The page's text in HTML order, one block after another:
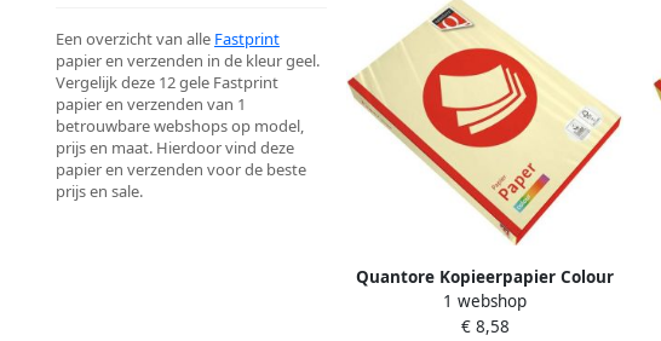
Een overzicht van alle Fastprint
papier en verzenden in de kleur geel.
Vergelijk deze 12 gele Fastprint
papier en verzenden van 1
betrouwbare webshops op model,
prijs en maat. Hierdoor vind deze
papier en verzenden voor de beste
prijs en sale.
Quantore Kopieerpapier Colour
A4 80gr kanariegeel 500 vel
1 webshop
€ 8,58